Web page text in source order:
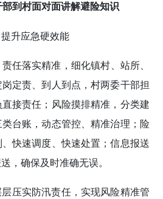
到村面对面讲解避险知识
升应急硬效能
责任落实精准，细化镇村、站所、
定责、到人到点，村两委干部担
接责任；风险摸排精准，分类建
台账，动态管控、精准治理；险
快速调度、快速处置；信息报送
，确保及时准确无误。
压实防汛责任，实现风险精准管